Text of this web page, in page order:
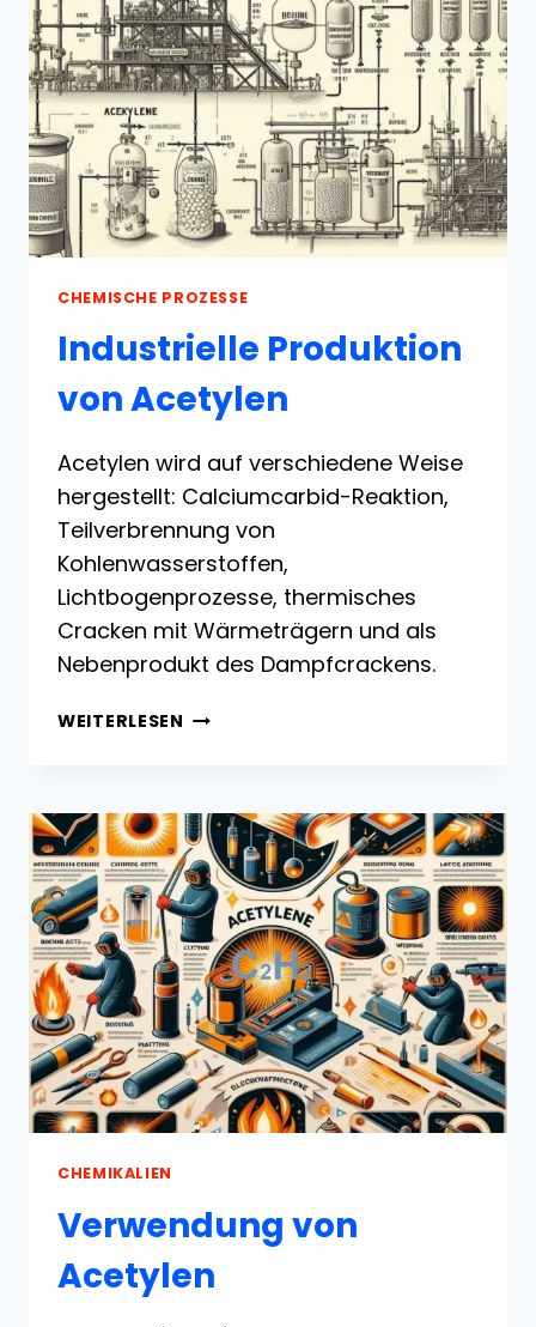
CHEMISCHE PROZESSE
Industrielle Produktion
von Acetylen
Acetylen wird auf verschiedene Weise
hergestellt: Calciumcarbid-Reaktion,
Teilverbrennung von
Kohlenwasserstoffen,
Lichtbogenprozesse, thermisches
Cracken mit Wärmeträgern und als
Nebenprodukt des Dampfcrackens.
WEITERLESEN INDUSTRIELLE
CHEMIKALIEN
Verwendung von
Acetylen